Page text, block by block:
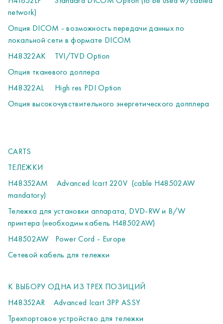
A00212US
Individual web-based consultative support
Индивидуальная онлайн консультация по применению.
E9/S8/S7/P7/P9,
LOGIQ e, Venue 50 с использованием центра
дистанционного обучения US RCIS
учреждения
время проведения тренинга
- Приглашение направляется участникам по электронной
почте с указанием даты и времени проведения тренинга, а
так же полной информации о подключении к тренингу.
направляется по электронной почте всем
зарегистрировавшимся и участвовавшим слушателям"
network)
Опция DICOM - возможность передачи данных по
локальной сети в формате DICOM
H48322AK
TVI/TVD Option
Опция тканевого доплера
H48322AL
High res PDI Option
Опция высокочувствительного энергетического допплера
CARTS
ТЕЛЕЖКИ
H48352AM
Advanced Icart 220V (cable H48502AW
mandatory)
Тележка для установки аппарата, DVD-RW и B/W
принтера (необходим кабель H48502AW)
H48502AW
Power Cord - Europe
Сетевой кабель для тележки
К ВЫБОРУ ОДНА ИЗ ТРЕХ ПОЗИЦИЙ
H48352AR
Advanced Icart 3PP ASSY
Трехпортовое устройство для тележки